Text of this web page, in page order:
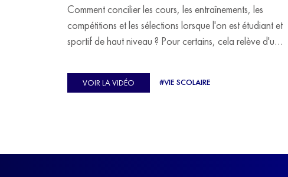
Comment concilier les cours, les entraînements, les
compétitions et les sélections lorsque l'on est étudiant et
sportif de haut niveau ? Pour certains, cela relève d'un
Ulysse Soriano, vice-champion d'Europe de Horse-
ball, qui a failli abandonner ses études avant de
VOIR LA VIDÉO #VIE SCOLAIRE